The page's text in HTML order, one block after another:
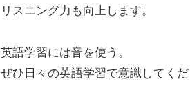
リスニング力も向上します。
英語学習には音を使う。
ぜひ日々の英語学習で意識してく